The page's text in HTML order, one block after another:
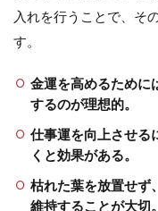
入れを行うことで、そ
す。
金運を高めるために
するのが理想的。
仕事運を向上させる
くと効果がある。
枯れた葉を放置せず
維持することが大切。